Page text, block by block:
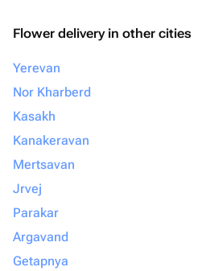
Flower delivery in other cities
Yerevan
Nor Kharberd
Kasakh
Kanakeravan
Mertsavan
Jrvej
Parakar
Argavand
Getapnya